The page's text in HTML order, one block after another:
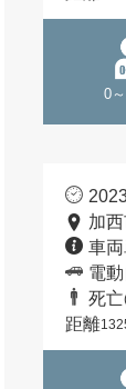
0
加
車
電
死亡
距離